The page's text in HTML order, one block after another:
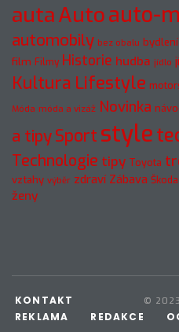
autaAutoauto-
automobily bez obalu bydlení
film Filmy Historie hudba jídlo
Kultura Lifestyle
Móda móda a vizáž Novinka
a tipySport style
Technologie tipy Toyota
vztahy výběr zdraví Zábava Škoda
ženy
© 2023
KONTAKT
REKLAMA
REDAKCE